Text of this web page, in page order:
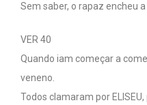
Sem saber, o rapaz encheu
VER 40
Quando iam começar a
veneno.
Todos clamaram por